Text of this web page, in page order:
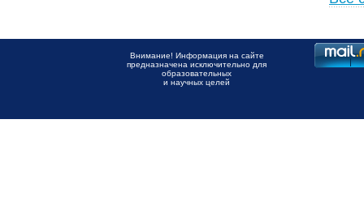
Внимание! Информация на сайте
предназначена исключительно для
образовательных
и научных целей